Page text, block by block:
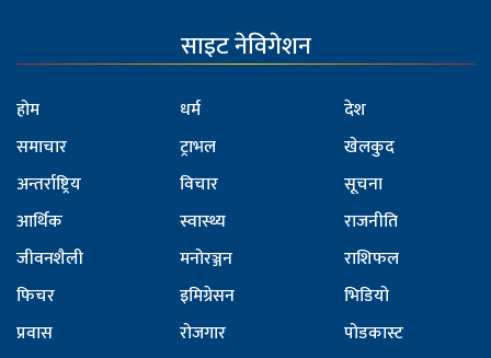
साइट नेविगेशन
होम
समाचार
अन्तर्राष्ट्रिय
आर्थिक
जीवनशैली
फिचर
प्रवास
धर्म
ट्राभल
विचार
स्वास्थ्य
मनोरञ्जन
इमिग्रेसन
रोजगार
देश
खेलकुद
सूचना
राजनीति
राशिफल
भिडियो
पोडकास्ट